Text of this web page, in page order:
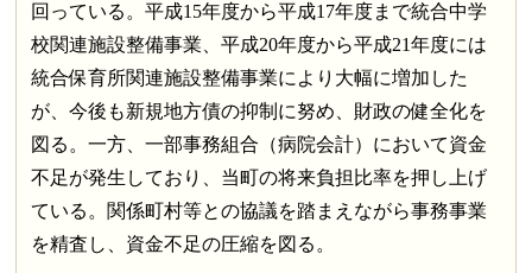
回っている。平成15年度から平成17年度まで統合中学
校関連施設整備事業、平成20年度から平成21年度には
統合保育所関連施設整備事業により大幅に増加した
が、今後も新規地方債の抑制に努め、財政の健全化を
図る。一方、一部事務組合（病院会計）において資金
不足が発生しており、当町の将来負担比率を押し上げ
ている。関係町村等との協議を踏まえながら事務事業
を精査し、資金不足の圧縮を図る。